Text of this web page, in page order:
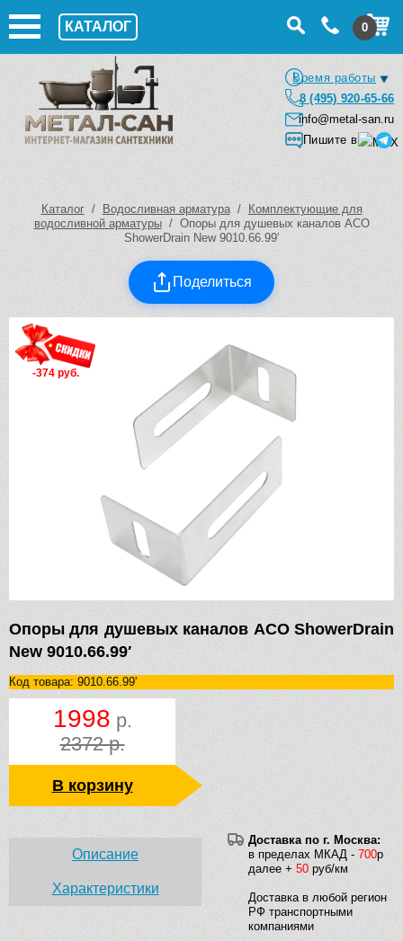
КАТАЛОГ 0
Время работы
8 (495) 920-65-66
info@metal-san.ru
Пишите в
Каталог/ Водосливная арматура/
Комплектующие для
водосливной арматуры/ Опоры для душевых каналов ACO
ShowerDrain New 9010.66.99′
Поделиться
-374 руб.
Опоры для душевых каналов ACO ShowerDrain
New 9010.66.99′
Код товара: 9010.66.99'
1998 р.
2372 р.
В корзину
Доставка по г. Москва:
в пределах МКАД - 700р
далее + 50 руб/км
Доставка в любой регион
РФ транспортными
компаниями
Описание
Характеристики